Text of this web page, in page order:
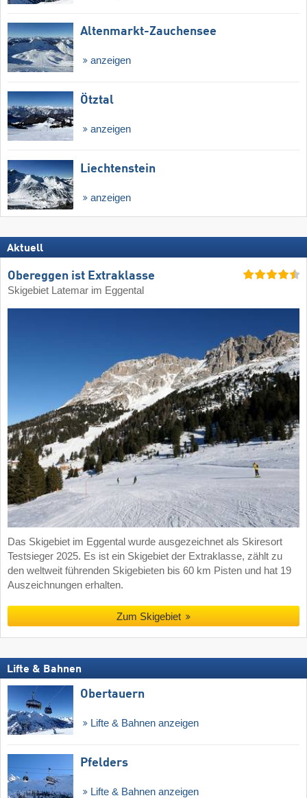
Altenmarkt-Zauchensee
anzeigen
Ötztal
anzeigen
Liechtenstein
anzeigen
Aktuell
Obereggen ist Extraklasse
Skigebiet Latemar im Eggental
Das Skigebiet im Eggental wurde ausgezeichnet als Skiresort
Testsieger 2025. Es ist ein Skigebiet der Extraklasse, zählt zu
den weltweit führenden Skigebieten bis 60 km Pisten und hat 19
Auszeichnungen erhalten.
Zum Skigebiet
Lifte & Bahnen
Obertauern
Lifte & Bahnen anzeigen
Pfelders
Lifte & Bahnen anzeigen